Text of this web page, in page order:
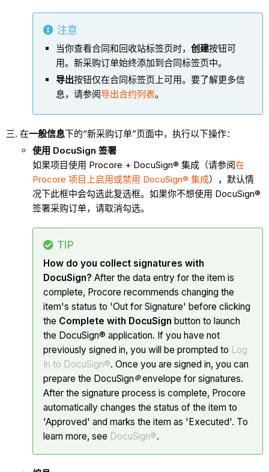
注意
当你查看合同和回收站标签页时， 创建按钮可
用。新采购订单始终添加到合同标签页中。
导出按钮仅在合同标签页上可用。要了解更多信
息，请参阅导出合约列表。
在一般信息下的“新采购订单”页面中，执行以下操作：
使用 DocuSign 签署
如果项目使用 Procore + DocuSign® 集成（请参阅在
Procore 项目上启用或禁用 DocuSign® 集成），默认情
况下此框中会勾选此复选框。如果你不想使用 DocuSign®
签署采购订单，请取消勾选。
TIP
How do you collect signatures with
DocuSign? After the data entry for the item is
complete, Procore recommends changing the
item's status to 'Out for Signature' before clicking
the Complete with DocuSign button to launch
the DocuSign® application. If you have not
previously signed in, you will be prompted to Log
In to DocuSign®. Once you are signed in, you can
prepare the DocuSign®envelope for signatures.
After the signature process is complete, Procore
automatically changes the status of the item to
'Approved' and marks the item as 'Executed'. To
learn more, see DocuSign®.